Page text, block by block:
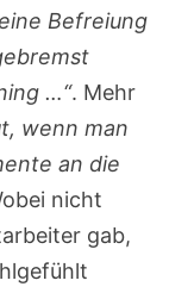
Befreiung
…“. Mehr
wenn man
an die
nicht
gab,